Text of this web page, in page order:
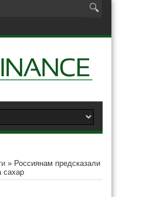
» Россиянам предсказали
сахар